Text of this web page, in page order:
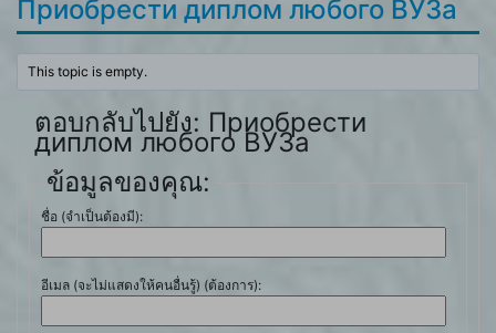
Приобрести диплом любого ВУЗа
This topic is empty.
ตอบกลับไปยัง: Приобрести
диплом любого ВУЗа
ข้อมูลของคุณ:
ชื่อ (จำเป็นต้องมี):
อีเมล (จะไม่แสดงให้คนอื่นรู้) (ต้องการ):